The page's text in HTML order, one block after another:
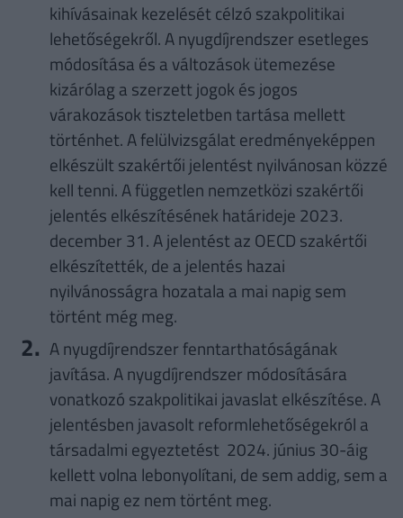
kihívásainak kezelését célzó szakpolitikai
lehetőségekről. A nyugdíjrendszer esetleges
módosítása és a változások ütemezése
kizárólag a szerzett jogok és jogos
várakozások tiszteletben tartása mellett
történhet. A felülvizsgálat eredményeképpen
elkészült szakértői jelentést nyilvánosan közzé
kell tenni. A független nemzetközi szakértői
jelentés elkészítésének határideje 2023.
december 31. A jelentést az OECD szakértői
elkészítették, de a jelentés hazai
nyilvánosságra hozatala a mai napig sem
történt még meg.
A nyugdíjrendszer fenntarthatóságának
javítása. A nyugdíjrendszer módosítására
vonatkozó szakpolitikai javaslat elkészítése. A
jelentésben javasolt reformlehetőségekról a
társadalmi egyeztetést 2024. június 30-áig
kellett volna lebonyolítani, de sem addig, sem a
mai napig ez nem történt meg.